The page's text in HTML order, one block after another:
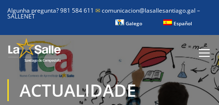
Algunha pregunta? 981 584 611 ✉comunicacion@lasallesantiago.gal –
SALLENET
Galego Español
ACTUALIDADE